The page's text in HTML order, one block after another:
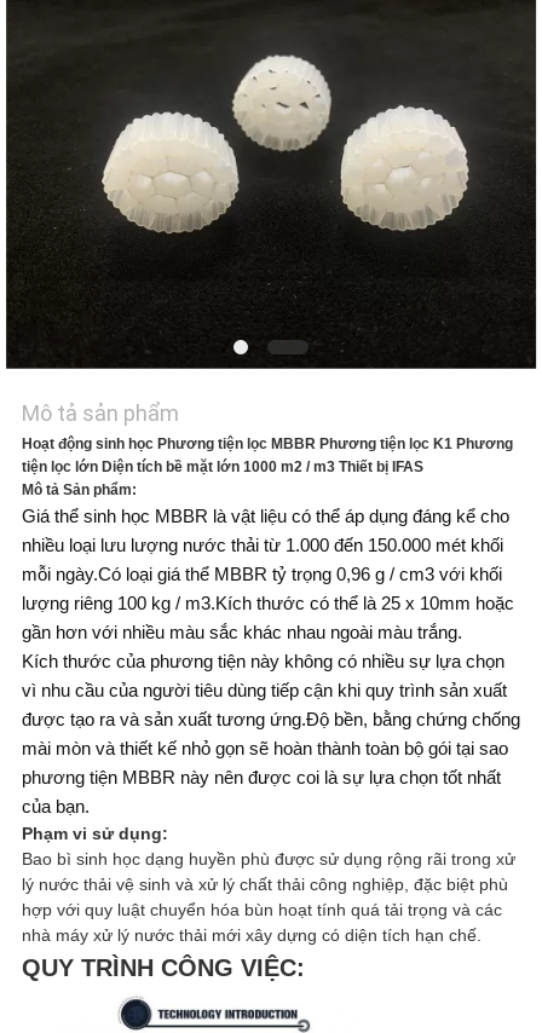
YÊU
CẦU
GIÁ
SƠ
ĐỒ
TRANG
WEB
CHÍNH
SÁCH
BẢO
MẬT
Mô tả sản phẩm
Hoạt động sinh học Phương tiện lọc MBBR Phương tiện lọc K1 Phương
tiện lọc lớn Diện tích bề mặt lớn 1000 m2 / m3 Thiết bị IFAS
Mô tả Sản phẩm:
Giá thể sinh học MBBR là vật liệu có thể áp dụng đáng kể cho
nhiều loại lưu lượng nước thải từ 1.000 đến 150.000 mét khối
mỗi ngày.Có loại giá thể MBBR tỷ trọng 0,96 g / cm3 với khối
lượng riêng 100 kg / m3.Kích thước có thể là 25 x 10mm hoặc
gần hơn với nhiều màu sắc khác nhau ngoài màu trắng.
Kích thước của phương tiện này không có nhiều sự lựa chọn
vì nhu cầu của người tiêu dùng tiếp cận khi quy trình sản xuất
được tạo ra và sản xuất tương ứng.Độ bền, bằng chứng chống
mài mòn và thiết kế nhỏ gọn sẽ hoàn thành toàn bộ gói tại sao
phương tiện MBBR này nên được coi là sự lựa chọn tốt nhất
của bạn.
Phạm vi sử dụng:
Bao bì sinh học dạng huyền phù được sử dụng rộng rãi trong xử
lý nước thải vệ sinh và xử lý chất thải công nghiệp, đặc biệt phù
hợp với quy luật chuyển hóa bùn hoạt tính quá tải trọng và các
nhà máy xử lý nước thải mới xây dựng có diện tích hạn chế.
QUY TRÌNH CÔNG VIỆC: